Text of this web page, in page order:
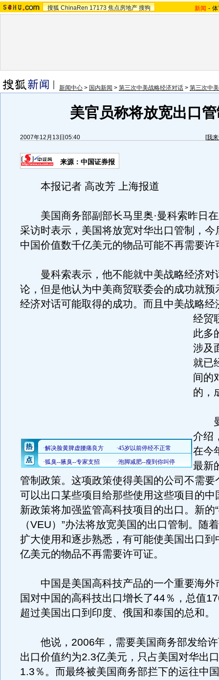
搜狐 ChinaRen 17173 焦点房地产 搜狗 新闻 -
新闻中心 > 国内新闻 > 第三次中美战略经济对话 > 第三次中
美官员称将放宽出口
2007年12月13日05:40 [我
来源：中国证券报
本报记者 高改芳 上海报道
美国商务部副部长马里奥·曼科索昨日在
采访时表示，美国将放宽对华出口管制，今
中国价值数千亿美元的物品可能不再需要许
曼科索表示，他不能就中美战略经济对
论，但是他认为中美商贸联委会的成功就预
经济对话可能取得的成功。 而且中美战略经
经贸
此多
涉及
就已
间的
的，
曼
介绍
在今
最新
管制政策。这项政策使得美国的公司不需要
可以出口某些项目给那些使用这些项目的中
新政策将加强监管高科技项目的出口。新的
（VEU）”办法将放宽美国的出口管制。随
扩大使用和逐步熟悉，有可能使美国出口到
亿美元的物品不再需要许可证。
中国是美国高科技产品的一个重要海外
国对中国的高科技出口增长了44％，总值
超过美国出口到印度、俄国和泰国的总和。
他说，2006年，需要美国商务部发给许
出口价值约为2.3亿美元，只占美国对华出
1.3％。而最终被美国商务部拦下的运往中